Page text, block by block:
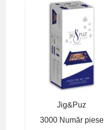
Jig&Puz
3000 Număr piese